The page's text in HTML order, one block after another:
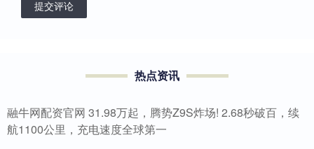
提交评论
热点资讯
融牛网配资官网 31.98万起，腾势Z9S炸场! 2.68秒破百，续
航1100公里，充电速度全球第一